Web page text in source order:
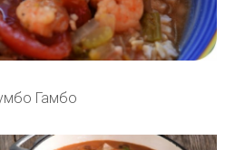
Гамбо